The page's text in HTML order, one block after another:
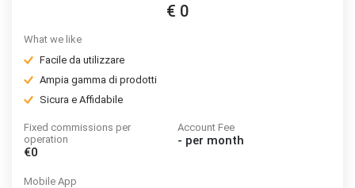
€ 0
What we like
Facile da utilizzare
Ampia gamma di prodotti
Sicura e Affidabile
Fixed commissions per
operation
€0
Account Fee
- per month
Mobile App